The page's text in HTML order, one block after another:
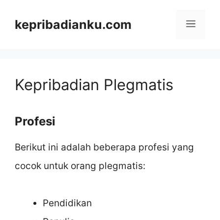
kepribadianku.com Menu
Kepribadian Plegmatis
Profesi
Berikut ini adalah beberapa profesi yang
cocok untuk orang plegmatis:
Pendidikan